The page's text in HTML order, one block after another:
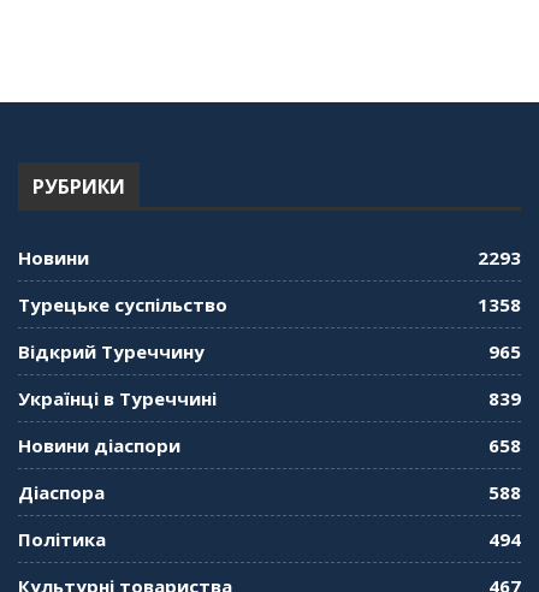
"Дзеркало діаспори". Випуск 13. МУШ в
"Дзеркало діаспори". Випуск 11. Олександр
"Дзеркало діаспори". Випуск 10. Тонкощі та
"Дзеркало діаспори". Випуск 8. Розмова з
РУБРИКИ
Новини
2293
Турецьке суспільство
1358
Відкрий Туреччину
965
Українці в Туреччині
839
Новини діаспори
658
Діаспора
588
Політика
494
Культурні товариства
467